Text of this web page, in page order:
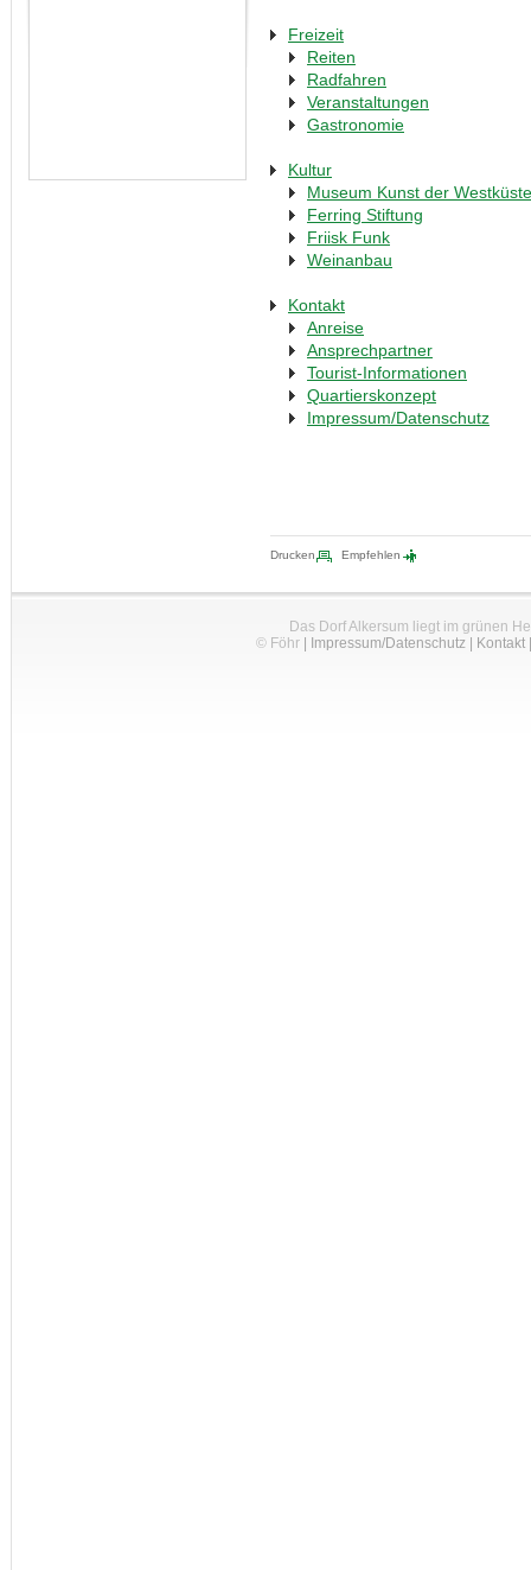
Freizeit
Reiten
Radfahren
Veranstaltungen
Gastronomie
Kultur
Museum Kunst der Westküste
Ferring Stiftung
Friisk Funk
Weinanbau
Kontakt
Anreise
Ansprechpartner
Tourist-Informationen
Quartierskonzept
Impressum/Datenschutz
Drucken Empfehlen
Das Dorf Alkersum liegt im grünen
© Föhr| Impressum/Datenschutz| Kontakt